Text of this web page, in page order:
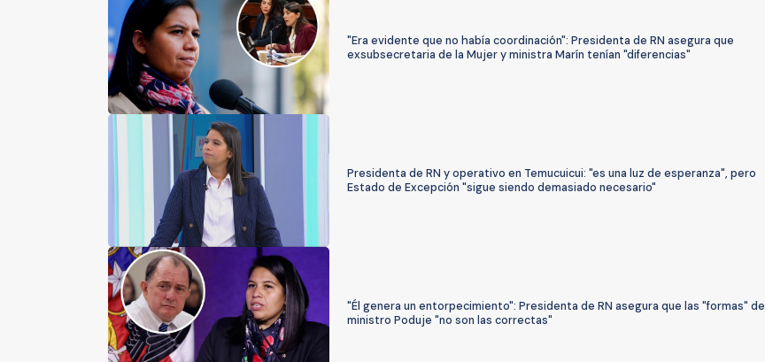
"Era evidente que no había coordinación": Presidenta de RN asegura que
exsubsecretaria de la Mujer y ministra Marín tenían "diferencias"
Presidenta de RN y operativo en Temucuicui: "es una luz de esperanza", pero
Estado de Excepción "sigue siendo demasiado necesario"
"Él genera un entorpecimiento": Presidenta de RN asegura que las "formas" del
ministro Poduje "no son las correctas"